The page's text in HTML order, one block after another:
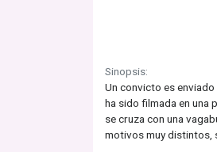
Sinopsis:
Un convicto es enviado
ha sido filmada en una
se cruza con una
motivos muy distintos,